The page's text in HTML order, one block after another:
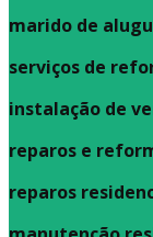
marido de
serviços de
instalação de
reparos e
reparos